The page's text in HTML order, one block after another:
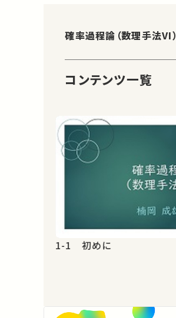
確率過程論（数理手法VI）
コンテンツ一覧
1-1 初めに